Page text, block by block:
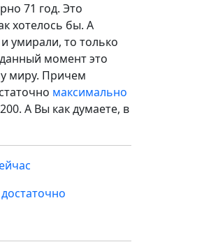
71 год. Это
хотелось бы. А
умирали, то только
момент это
миру. Причем
максимально
А Вы как думаете, в